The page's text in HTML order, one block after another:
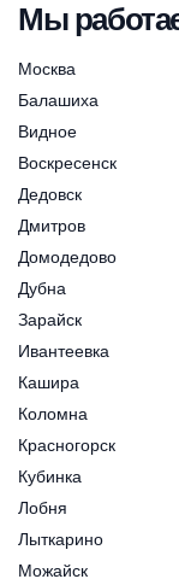
Мы
Москва
Балашиха
Видное
Воскресенск
Дедовск
Дмитров
Домодедово
Дубна
Зарайск
Ивантеевка
Кашира
Коломна
Красногорск
Кубинка
Лобня
Лыткарино
Можайск